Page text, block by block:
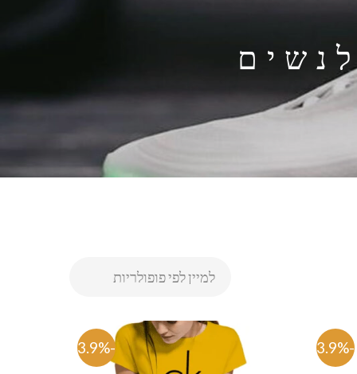
-53.9% -53.9%